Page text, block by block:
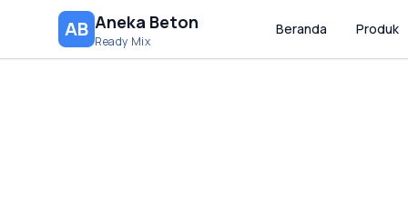
AB Aneka Beton
Ready Mix
Beranda Produk